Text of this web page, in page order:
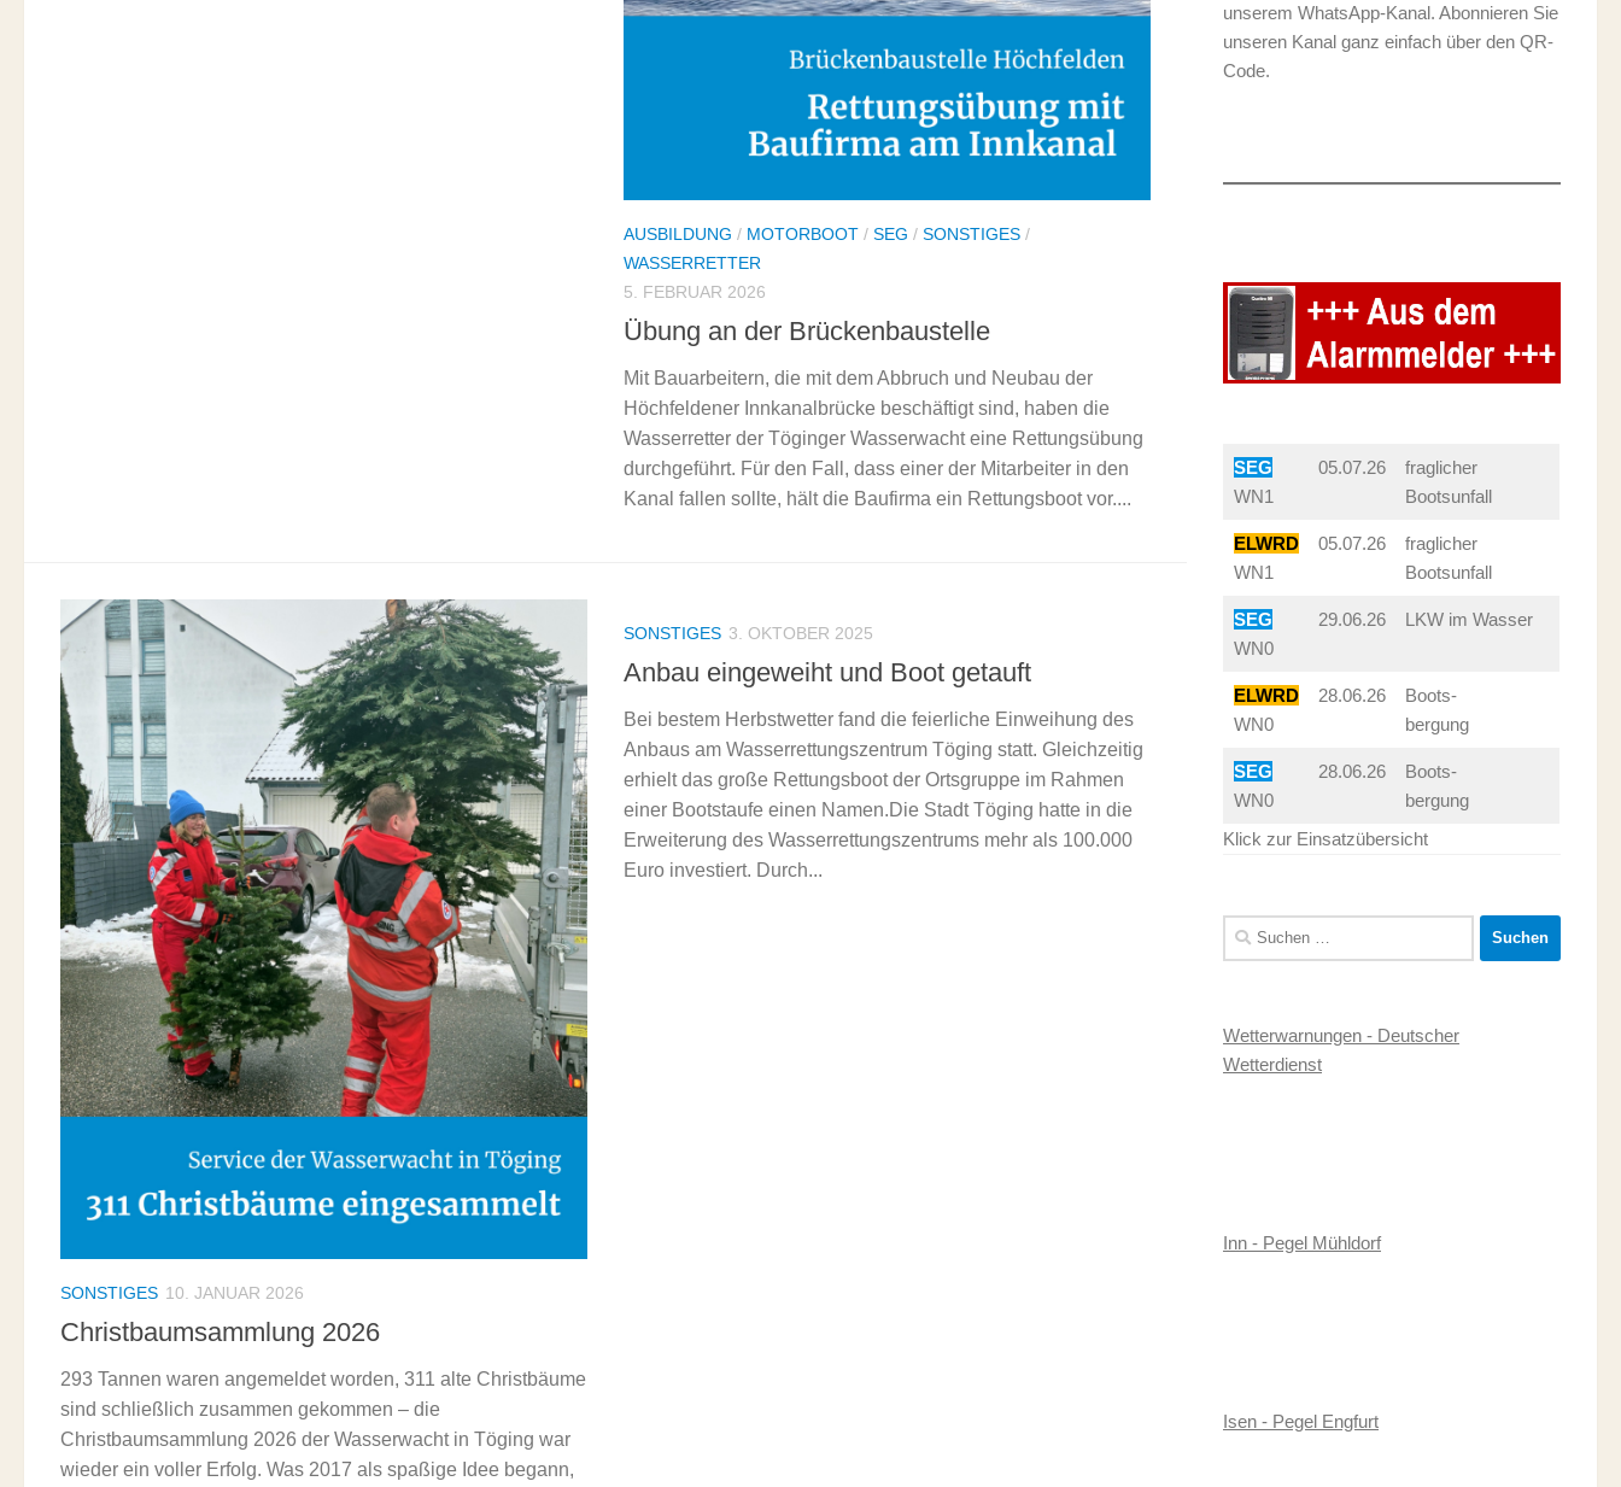
AUSBILDUNG / MOTORBOOT / SEG / SONSTIGES /
WASSERRETTER
5. FEBRUAR 2026
Übung an der Brückenbaustelle
Mit Bauarbeitern, die mit dem Abbruch und Neubau der
Höchfeldener Innkanalbrücke beschäftigt sind, haben die
Wasserretter der Töginger Wasserwacht eine Rettungsübung
durchgeführt. Für den Fall, dass einer der Mitarbeiter in den
Kanal fallen sollte, hält die Baufirma ein Rettungsboot vor....
SONSTIGES 10. JANUAR 2026
Christbaumsammlung 2026
293 Tannen waren angemeldet worden, 311 alte Christbäume
sind schließlich zusammen gekommen – die
Christbaumsammlung 2026 der Wasserwacht in Töging war
wieder ein voller Erfolg. Was 2017 als spaßige Idee begann,
SONSTIGES 3. OKTOBER 2025
Anbau eingeweiht und Boot getauft
Bei bestem Herbstwetter fand die feierliche Einweihung des
Anbaus am Wasserrettungszentrum Töging statt. Gleichzeitig
erhielt das große Rettungsboot der Ortsgruppe im Rahmen
einer Bootstaufe einen Namen.Die Stadt Töging hatte in die
Erweiterung des Wasserrettungszentrums mehr als 100.000
Euro investiert. Durch...
unserem WhatsApp-Kanal. Abonnieren Sie
unseren Kanal ganz einfach über den QR-
Code.
SEG
WN1
05.07.26
fraglicher
Bootsunfall
ELWRD
WN1
05.07.26
fraglicher
Bootsunfall
SEG
WN0
29.06.26 LKW im Wasser
ELWRD
WN0
28.06.26
Boots-
bergung
SEG
WN0
28.06.26
Boots-
bergung
Klick zur Einsatzübersicht
Suchen
nach:
Wetterwarnungen - Deutscher
Wetterdienst
Inn - Pegel Mühldorf
Isen - Pegel Engfurt